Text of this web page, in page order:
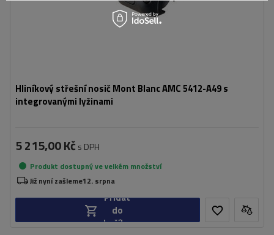
Hliníkový střešní nosič Mont Blanc AMC 5412-A49 s
integrovanými lyžinami
5 215,00 Kč s DPH
Produkt dostupný ve velkém množství
Již nyní zašleme12. srpna
Přidat
do
košíku